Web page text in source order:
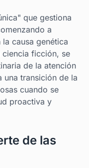
que gestiona
a
causa genética
ciencia ficción, se
de la atención
una transición de la
cuando se
proactiva y
de las